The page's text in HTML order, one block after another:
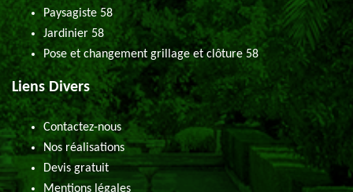
Paysagiste 58
Jardinier 58
Pose et changement grillage et clôture 58
Liens Divers
Contactez-nous
Nos réalisations
Devis gratuit
Mentions légales